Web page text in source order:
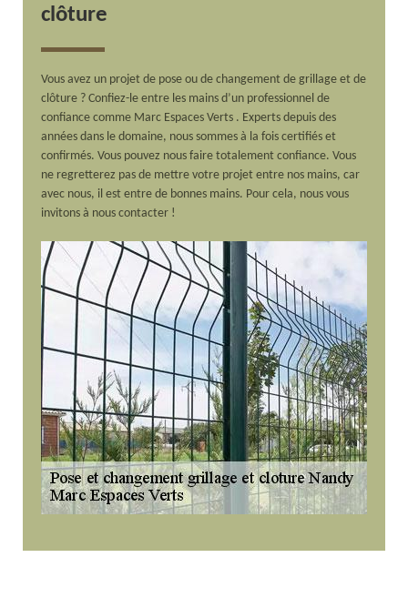
clôture
Vous avez un projet de pose ou de changement de grillage et de
clôture ? Confiez-le entre les mains d’un professionnel de
confiance comme Marc Espaces Verts . Experts depuis des
années dans le domaine, nous sommes à la fois certifiés et
confirmés. Vous pouvez nous faire totalement confiance. Vous
ne regretterez pas de mettre votre projet entre nos mains, car
avec nous, il est entre de bonnes mains. Pour cela, nous vous
invitons à nous contacter !